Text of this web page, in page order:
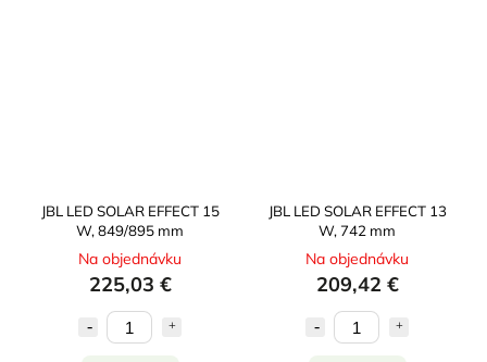
JBL LED SOLAR EFFECT 15
W, 849/895 mm
Na objednávku
225,03 €
JBL LED SOLAR EFFECT 13
W, 742 mm
Na objednávku
209,42 €